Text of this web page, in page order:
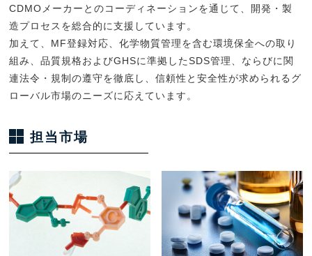
CDMOメーカーとのコーディネーションを通じて、開発・製
造プロセスを総合的に支援しています。
加えて、MF登録対応、化学物質管理を含む環境保全への取り
組み、品質規格およびGHSに準拠したSDS管理、ならびに関
連法令・規制の遵守を徹底し、信頼性と安全性が求められるグ
ローバル市場のニーズに応えています。
担当市場